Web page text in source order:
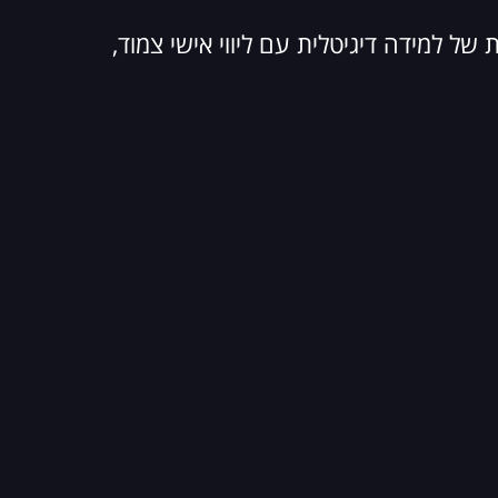
למידה דיגיטלית עם ליווי אישי צמוד,